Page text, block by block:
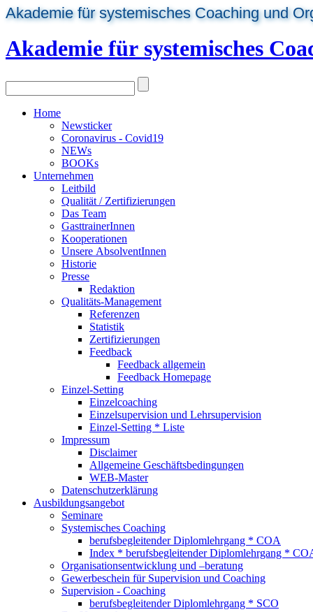
Akademie für systemisches Coaching und
Akademie für systemisches
Home
Newsticker
Coronavirus - Covid19
NEWs
BOOKs
Unternehmen
Leitbild
Qualität / Zertifizierungen
Das Team
GasttrainerInnen
Kooperationen
Unsere AbsolventInnen
Historie
Presse
Redaktion
Qualitäts-Management
Referenzen
Statistik
Zertifizierungen
Feedback
Feedback allgemein
Feedback Homepage
Einzel-Setting
Einzelcoaching
Einzelsupervision und Lehrsupervision
Einzel-Setting * Liste
Impressum
Disclaimer
Allgemeine Geschäftsbedingungen
WEB-Master
Datenschutzerklärung
Ausbildungsangebot
Seminare
Systemisches Coaching
berufsbegleitender Diplomlehrgang * COA
Index * berufsbegleitender Diplomlehrgang *
Organisationsentwicklung und –beratung
Gewerbeschein für Supervision und Coaching
Supervision - Coaching
berufsbegleitender Diplomlehrgang * SCO